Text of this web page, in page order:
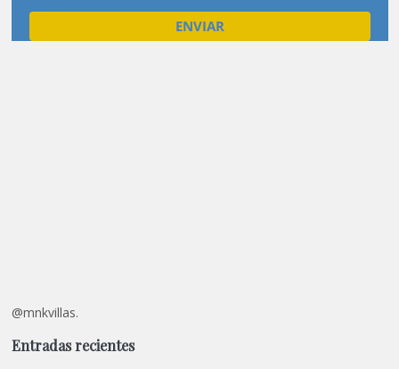
@mnkvillas.
Entradas recientes